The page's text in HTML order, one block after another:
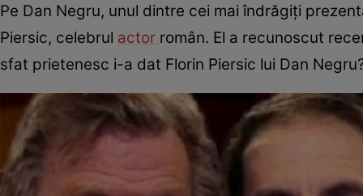
Pe Dan Negru, unul dintre cei mai îndrăgiți
Piersic, celebrul actor român. El a recunoscut
sfat prietenesc i-a dat Florin Piersic lui Dan